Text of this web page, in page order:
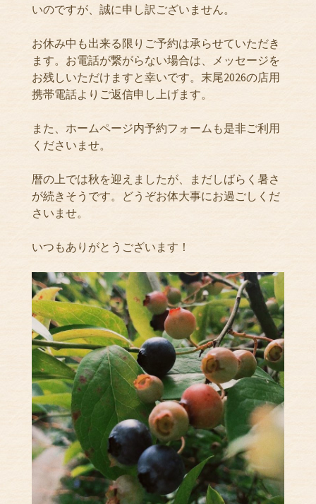
いのですが、誠に申し訳ございません。
お休み中も出来る限りご予約は承らせていただき
ます。お電話が繋がらない場合は、メッセージを
お残しいただけますと幸いです。末尾2026の店用
携帯電話よりご返信申し上げます。
また、ホームページ内予約フォームも是非ご利用
くださいませ。
暦の上では秋を迎えましたが、まだしばらく暑さ
が続きそうです。どうぞお体大事にお過ごしくだ
さいませ。
いつもありがとうございます！